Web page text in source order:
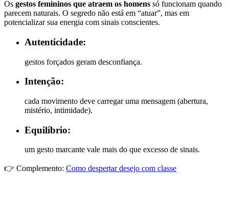
Os gestos femininos que atraem os homens só funcionam quando
parecem naturais. O segredo não está em “atuar”, mas em
potencializar sua energia com sinais conscientes.
Autenticidade:
gestos forçados geram desconfiança.
Intenção:
cada movimento deve carregar uma mensagem (abertura,
mistério, intimidade).
Equilíbrio:
um gesto marcante vale mais do que excesso de sinais.
👉 Complemento: Como despertar desejo com classe